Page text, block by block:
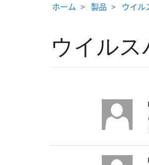
ホーム 製品 ウイル
ウイル